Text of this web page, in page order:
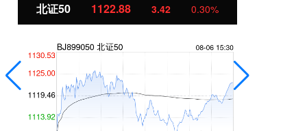
北证50 1122.88 3.42 0.30%